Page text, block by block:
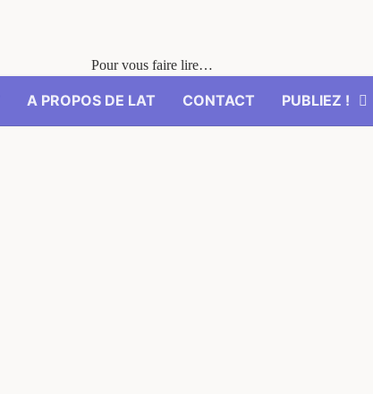
Pour vous faire lire…
A PROPOS DE LAT CONTACT PUBLIEZ !